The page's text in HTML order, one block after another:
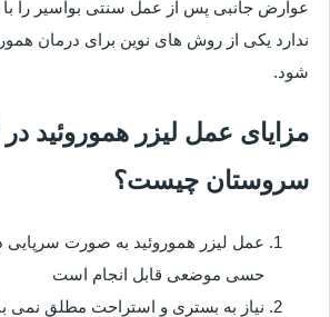
عوارض جانبی پس از عمل سنتی بواسیر را با
ندارد یکی از روش های نوین برای درمان
شود.
مزایای عمل لیزر هموروئید در
سروستان چیست؟
عمل لیزر هموروئید به صورت
حسی موضعی قابل انجام است
نیاز به بستری و استراحت مطلق نمی